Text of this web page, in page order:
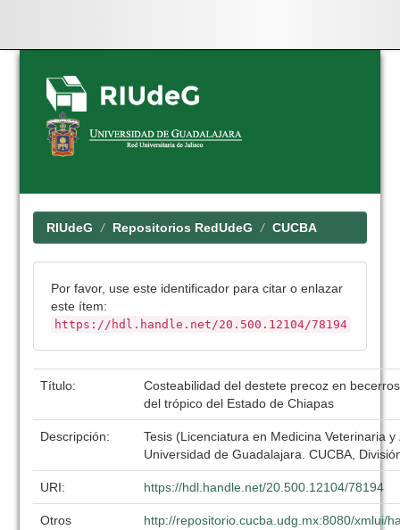
Skip
navigation
RIUdeG Repositorios RedUdeG CUCBA
Por favor, use este identificador para citar o enlazar
este ítem:
https://hdl.handle.net/20.500.12104/78194
Título:
Costeabilidad del destete precoz en
del trópico del Estado de Chiapas
Descripción:
Tesis (Licenciatura en Medicina Veterinaria
Universidad de Guadalajara. CUCBA,
URI: https://hdl.handle.net/20.500.12104/78194
Otros
http://repositorio.cucba.udg.mx:8080/xmlui/